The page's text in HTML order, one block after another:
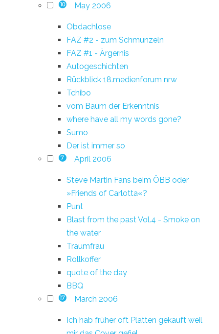
10 May 2006
Obdachlose
FAZ #2 - zum Schmunzeln
FAZ #1 - Ärgernis
Autogeschichten
Rückblick 18.medienforum nrw
Tchibo
vom Baum der Erkenntnis
where have all my words gone?
Sumo
Der ist immer so
7 April 2006
Steve Martin Fans beim ÖBB oder
»Friends of Carlotta«?
Punt
Blast from the past Vol.4 - Smoke on
the water
Traumfrau
Rollkoffer
quote of the day
BBQ
17 March 2006
Ich hab früher oft Platten gekauft weil